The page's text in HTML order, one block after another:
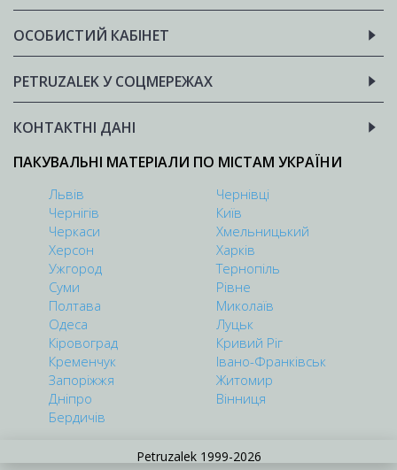
ОСОБИСТИЙ КАБІНЕТ
PETRUZALEK У СОЦМЕРЕЖАХ
КОНТАКТНІ ДАНІ
ПАКУВАЛЬНІ МАТЕРІАЛИ ПО МІСТАМ УКРАЇНИ
Львів
Чернівці
Чернігів
Київ
Черкаси
Хмельницький
Херсон
Харків
Ужгород
Тернопіль
Суми
Рівне
Полтава
Миколаїв
Одеса
Луцьк
Кіровоград
Кривий Ріг
Кременчук
Івано-Франківськ
Запоріжжя
Житомир
Дніпро
Вінниця
Бердичів
Petruzalek 1999-2026